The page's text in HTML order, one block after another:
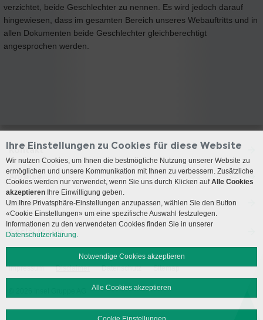
verzichtet, beide Geschlechter zu nennen. Es wird jedoch darauf
hingewiesen, dass im gesamten Bereich unseres Webauftritts und in
allen Dokumenten beide Geschlechter gleichberechtigt
angesprochen werden.
Kontakt
Anreise
Besuchszeiten
Social Media
Impressum Disclaimer Datenschutz Sitemap
Ihre Einstellungen zu Cookies für diese Website
Wir nutzen Cookies, um Ihnen die bestmögliche Nutzung unserer Website zu
ermöglichen und unsere Kommunikation mit Ihnen zu verbessern. Zusätzliche
Cookies werden nur verwendet, wenn Sie uns durch Klicken aufAlle Cookies
akzeptieren Ihre Einwilligung geben.
Um Ihre Privatsphäre-Einstellungen anzupassen, wählen Sie den Button
«Cookie Einstellungen» um eine spezifische Auswahl festzulegen.
Informationen zu den verwendeten Cookies finden Sie in unserer
Datenschutzerklärung.
Notwendige Cookies akzeptieren
Alle Cookies akzeptieren